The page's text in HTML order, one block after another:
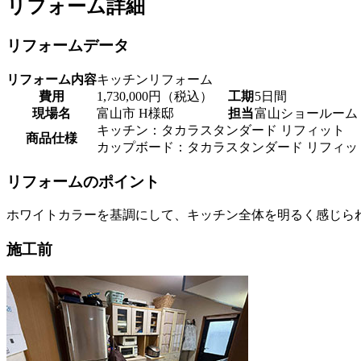
リフォーム詳細
リフォームデータ
リフォーム内容キッチンリフォーム
費用
1,730,000円（税込） 工期 5日間
現場名
富山市 H様邸 担当富山ショールーム
商品仕様
キッチン：タカラスタンダード リフィット
カップボード：タカラスタンダード リフィッ
リフォームのポイント
ホワイトカラーを基調にして、キッチン全体を明るく感じら
施工前